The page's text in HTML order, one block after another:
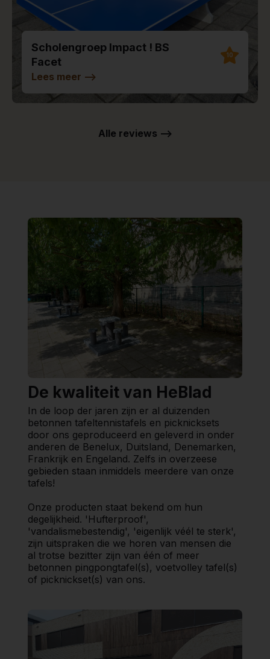
Scholengroep Impact ! BS
Facet
10
Lees meer -->
Alle reviews -->
De kwaliteit van HeBlad
In de loop der jaren zijn er al duizenden
betonnen tafeltennistafels en picknicksets
door ons geproduceerd en geleverd in onder
anderen de Benelux, Duitsland, Denemarken,
Frankrijk en Engeland. Zelfs in overzeese
gebieden staan inmiddels meerdere van onze
tafels!
Onze producten staat bekend om hun
degelijkheid. 'Hufterproof',
'vandalismebestendig', 'eigenlijk véél te sterk',
zijn uitspraken die we horen van mensen die
al trotse bezitter zijn van één of meer
betonnen pingpongtafel(s), voetvolley tafel(s)
of picknickset(s) van ons.